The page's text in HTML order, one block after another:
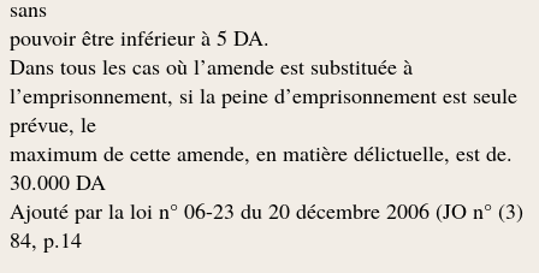
sans
.pouvoir être inférieur à 5 DA
Dans tous les cas où l’amende est substituée à
l’emprisonnement, si la peine d’emprisonnement est seule
prévue, le
.maximum de cette amende, en matière délictuelle, est de
30.000 DA
(3) Ajouté par la loi n° 06-23 du 20 décembre 2006 (JO n°
84, p.14